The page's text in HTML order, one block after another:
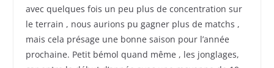
avec quelques fois un peu plus de concentration sur
le terrain , nous aurions pu gagner plus de matchs ,
mais cela présage une bonne saison pour l’année
prochaine. Petit bémol quand même , les jonglages,